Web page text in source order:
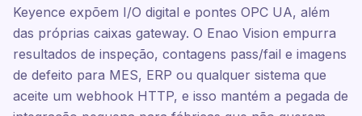
Keyence expõem I/O digital e pontes OPC UA, além
das próprias caixas gateway. O Enao Vision empurra
resultados de inspeção, contagens pass/fail e imagens
de defeito para MES, ERP ou qualquer sistema que
aceite um webhook HTTP, e isso mantém a pegada de